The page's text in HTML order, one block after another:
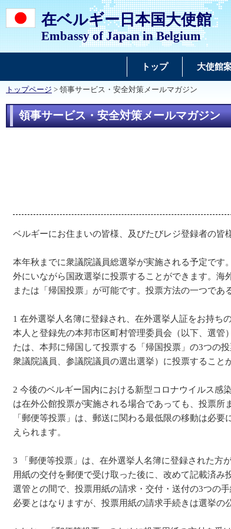
在ベルギー日本国大使館
Embassy of Japan in Belgium
トップ 大使館
トップページ > 領事サービス・安全対策メールマガジン
領事サービス・安全対策メールマガジン
ベルギーにお住まいの皆様、及びたびレジ登録者の皆
本年秋までに衆議院議員総選挙が実施される予定で
外にいながら国政選挙に投票することができます。海
または「帰国投票」が可能です。投票方法の一つであ
1 在外選挙人名簿に登録され、在外選挙人証をお持ち
本人と登録先の本邦市区町村管理委員会（以下、選管
たは、本邦に帰国して投票する「帰国投票」の3つの
衆議院議員、参議院議員の選出選挙）に投票すること
2 今後のベルギー国内における新型コロナウイルス感
は在外公館投票が実施される場合であっても、投票所
「郵便等投票」は、郵送に関わる最低限の移動は必
えられます。
3 「郵便等投票」は、在外選挙人名簿に登録された方
用紙の交付を郵便で受け取った後に、改めて記載済
選管との間で、投票用紙の請求・交付・送付の3つの
必要とはなりますが、投票用紙の請求手続きは選挙の